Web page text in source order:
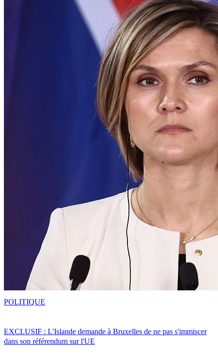
EXCLUSIF : L'Islande demande à Bruxelles de ne pas s'immiscer
dans son référendum sur l'UE
POLITIQUE